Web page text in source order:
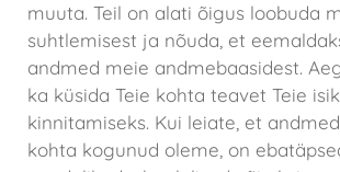
muuta. Teil on alati õigus loobuda
suhtlemisest ja nõuda, et
andmed meie andmebaasidest.
ka küsida Teie kohta teavet Teie
kinnitamiseks. Kui leiate, et
kohta kogunud oleme, on